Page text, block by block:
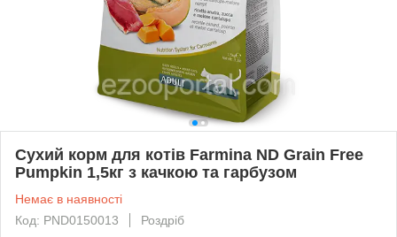
Сухий корм для котів Farmina ND Grain Free
Pumpkin 1,5кг з качкою та гарбузом
Немає в наявності
Код: PND0150013
Роздріб